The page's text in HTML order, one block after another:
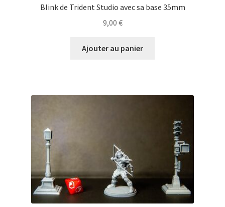
Blink de Trident Studio avec sa base 35mm
9,00 €
Ajouter au panier